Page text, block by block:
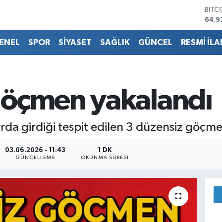
SPOR SİYASET SAĞLIK GÜNCEL RESMİ
yakalandı
girdiği tespit edilen 3 düzensiz
03.06.2026 - 11:43
GÜNCELLEME
1 DK
OKUNMA SÜRESI